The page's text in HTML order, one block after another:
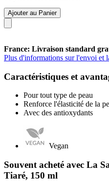
Ajouter au Panier
France: Livraison standard
Plus d'informations sur l'envoi et
Caractéristiques et
Pour tout type de peau
Renforce l'élasticité de la
Avec des antioxydants
Vegan
Souvent acheté avec La
Tiaré, 150 ml